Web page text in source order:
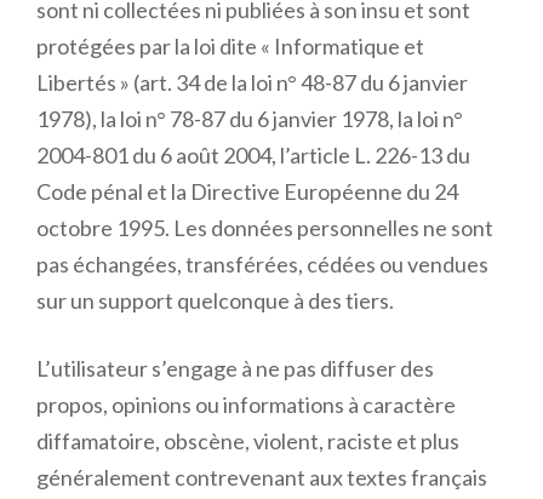
sont ni collectées ni publiées à son insu et sont
protégées par la loi dite « Informatique et
Libertés » (art. 34 de la loi n° 48-87 du 6 janvier
1978), la loi n° 78-87 du 6 janvier 1978, la loi n°
2004-801 du 6 août 2004, l’article L. 226-13 du
Code pénal et la Directive Européenne du 24
octobre 1995. Les données personnelles ne sont
pas échangées, transférées, cédées ou vendues
sur un support quelconque à des tiers.
L’utilisateur s’engage à ne pas diffuser des
propos, opinions ou informations à caractère
diffamatoire, obscène, violent, raciste et plus
généralement contrevenant aux textes français